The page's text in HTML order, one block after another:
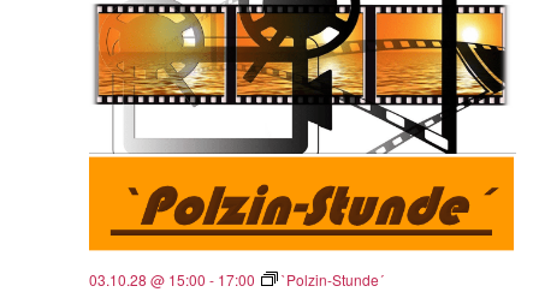
03.10.28 @ 15:00 - 17:00 `Polzin-Stunde´